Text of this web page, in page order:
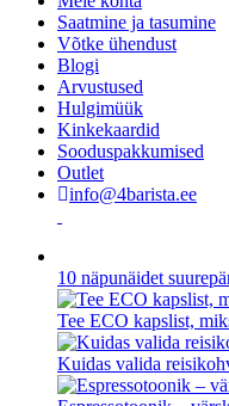
Saatmine ja tasumine
Võtke ühendust
Blogi
Arvustused
Hulgimüük
Kinkekaardid
Sooduspakkumised
Outlet
info@4barista.ee
10 näpunäidet
Tee ECO kapslist,
Kuidas valida